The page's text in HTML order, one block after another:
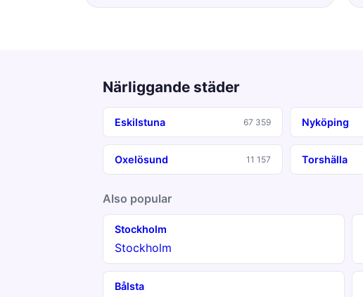
Närliggande städer
Eskilstuna 67 359 Nyköping
Oxelösund 11 157 Torshälla
Also popular
Stockholm
Stockholm
Bålsta